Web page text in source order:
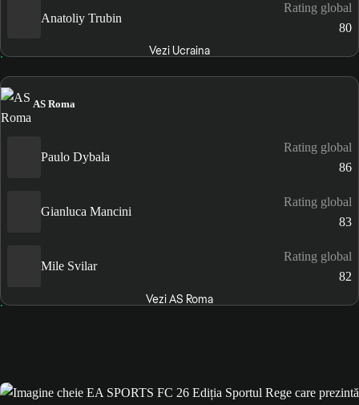
Anatoliy Trubin
Rating global
80
Vezi Ucraina
AS Roma
Paulo Dybala
Rating global
86
Gianluca Mancini
Rating global
83
Mile Svilar
Rating global
82
Vezi AS Roma